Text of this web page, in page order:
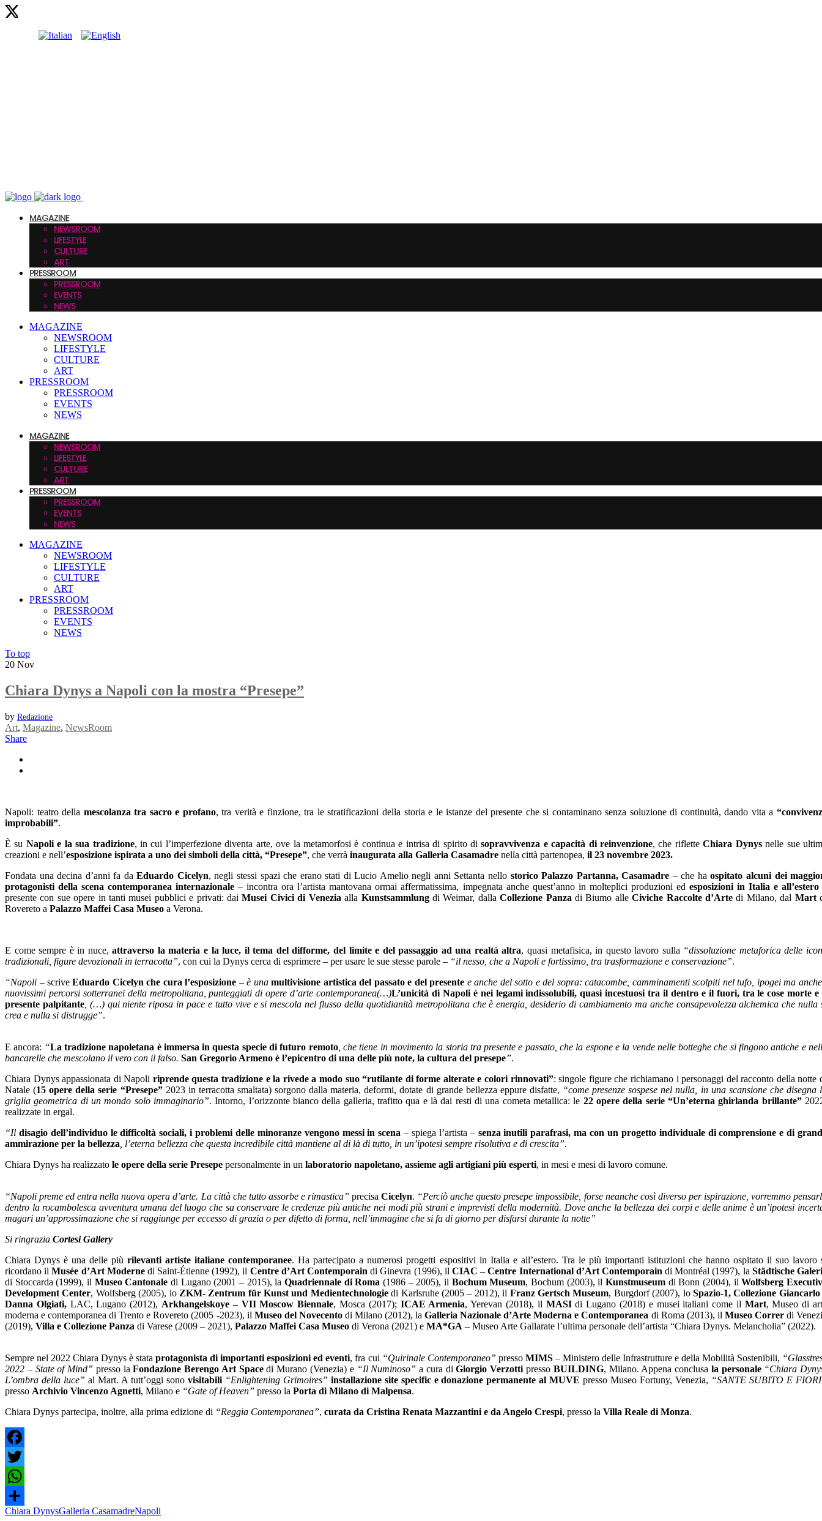
MAGAZINE
NEWSROOM
LIFESTYLE
CULTURE
ART
PRESSROOM
PRESSROOM
EVENTS
NEWS
MAGAZINE
NEWSROOM
LIFESTYLE
CULTURE
ART
PRESSROOM
PRESSROOM
EVENTS
NEWS
MAGAZINE
NEWSROOM
LIFESTYLE
CULTURE
ART
PRESSROOM
PRESSROOM
EVENTS
NEWS
MAGAZINE
NEWSROOM
LIFESTYLE
CULTURE
ART
PRESSROOM
PRESSROOM
EVENTS
NEWS
To top
20 Nov
Chiara Dynys a Napoli con la mostra “Presepe”
by Redazione
Art, Magazine, NewsRoom
Share
Napoli: teatro della mescolanza tra sacro e profano, tra verità e finzione, tra le stratificazioni della storia e le istanze del presente che si contaminano senza soluzione di continuità, dando vita a
improbabili”.
È su Napoli e la sua tradizione, in cui l’imperfezione diventa arte, ove la metamorfosi è continua e intrisa di spirito disopravvivenza e capacità di reinvenzione, che rifletteChiara Dynysnelle sue
creazioni e nell’esposizione ispirata a uno dei simboli della città, “Presepe”, che verrà inaugurata alla Galleria Casamadre nella città partenopea, il 23 novembre 2023.
Fondata una decina d’anni fa daEduardo Cicelyn, negli stessi spazi che erano stati di Lucio Amelio negli anni Settanta nello storico Palazzo Partanna, Casamadre – che haospitato alcuni dei
protagonisti della scena contemporanea internazionale – incontra ora l’artista mantovana ormai affermatissima, impegnata anche quest’anno in molteplici produzioni ed esposizioni in Italia e all’estero
presente con sue opere in tanti musei pubblici e privati: daiMusei Civici di Veneziaalla Kunstsammlung di Weimar, dallaCollezione Panza di Biumo alleCiviche Raccolte d’Artedi Milano, dal Mart
Rovereto a Palazzo Maffei Casa Museo a Verona.
E come sempre è in nuce,attraverso la materia e la luce, il tema del difforme, del limite e del passaggio ad una realtà altra, quasi metafisica, in questo lavoro sulla “dissoluzione metaforica delle
tradizionali, figure devozionali in terracotta”, con cui la Dynys cerca di esprimere – per usare le sue stesse parole – “il nesso, che a Napoli e fortissimo, tra trasformazione e conservazione”.
“Napoli – scriveEduardo Cicelyn che cura l’esposizione –è unamultivisione artistica del passato e del presente e anche del sotto e del sopra: catacombe, camminamenti scolpiti nel tufo, ipogei ma
nuovissimi percorsi sotterranei della metropolitana, punteggiati di opere d’arte contemporanea(…)L’unicità di Napoli è nei legami indissolubili, quasi incestuosi tra il dentro e il fuori, tra le cose morte e
presente palpitante, (…) qui niente riposa in pace e tutto vive e si mescola nel flusso della quotidianità metropolitana che è energia, desiderio di cambiamento ma anche consapevolezza alchemica che nulla
crea e nulla si distrugge”.
E ancora: “La tradizione napoletana è immersa in questa specie di futuro remoto, che tiene in movimento la storia tra presente e passato, che la espone e la vende nelle botteghe che si fingono antiche e
bancarelle che mescolano il vero con il falso. San Gregorio Armeno è l’epicentro di una delle più note, la cultura del presepe”.
Chiara Dynys appassionata di Napoli riprende questa tradizione e la rivede a modo suo “rutilante di forme alterate e colori rinnovati”: singole figure che richiamano i personaggi del racconto della notte
Natale (15 opere della serie “Presepe”2023 in terracotta smaltata) sorgono dalla materia, deformi, dotate di grande bellezza eppure disfatte, “come presenze sospese nel nulla, in una scansione che disegna
griglia geometrica di un mondo solo immaginario”. Intorno, l’orizzonte bianco della galleria, trafitto qua e là dai resti di una cometa metallica: le 22 opere della serie “Un’eterna ghirlanda brillante”
realizzate in ergal.
“Il disagio dell’individuo le difficoltà sociali, i problemi delle minoranze vengono messi in scena – spiega l’artista – senza inutili parafrasi, ma con un progetto individuale di comprensione e di
ammirazione per la bellezza , l’eterna bellezza che questa incredibile città mantiene al di là di tutto, in un’ipotesi sempre risolutiva e di crescita”.
Chiara Dynys ha realizzato le opere della serie Presepe personalmente in un laboratorio napoletano, assieme agli artigiani più esperti, in mesi e mesi di lavoro comune.
“Napoli preme ed entra nella nuova opera d’arte. La città che tutto assorbe e rimastica” precisaCicelyn. “Perciò anche questo presepe impossibile, forse neanche così diverso per ispirazione, vorremmo
dentro la rocambolesca avventura umana del luogo che sa conservare le credenze più antiche nei modi più strani e imprevisti della modernità. Dove anche la bellezza dei corpi e delle anime è un’ipotesi
magari un’approssimazione che si raggiunge per eccesso di grazia o per difetto di forma, nell’immagine che si fa di giorno per disfarsi durante la notte”
Si ringrazia Cortesi Gallery
Chiara Dynys è una delle piùrilevanti artiste italiane contemporanee. Ha partecipato a numerosi progetti espositivi in Italia e all’estero. Tra le più importanti istituzioni che hanno ospitato il suo lavoro
ricordano ilMusée d’Art Moderne di Saint-Étienne (1992), il Centre d’Art Contemporaindi Ginevra (1996), il CIAC – Centre International d’Art Contemporaindi Montréal (1997), la Städtische
di Stoccarda (1999), il Museo Cantonale di Lugano (2001 – 2015), laQuadriennale di Roma (1986 – 2005), il Bochum Museum, Bochum (2003), ilKunstmuseum di Bonn (2004), ilWolfsberg
Development Center, Wolfsberg (2005), lo ZKM- Zentrum für Kunst und Medientechnologiedi Karlsruhe (2005 – 2012), il Franz Gertsch Museum, Burgdorf (2007), lo Spazio-1, Collezione Giancarlo
Danna Olgiati,LAC, Lugano (2012), Arkhangelskoye – VII Moscow Biennale, Mosca (2017); ICAE Armenia, Yerevan (2018), il MASIdi Lugano (2018) e musei italiani come il Mart, Museo di
moderna e contemporanea di Trento e Rovereto (2005 -2023), il Museo del Novecentodi Milano (2012), laGalleria Nazionale d’Arte Moderna e Contemporanea di Roma (2013), il Museo Correrdi
(2019), Villa e Collezione Panza di Varese (2009 – 2021), Palazzo Maffei Casa Museo di Verona (2021) e MA*GA – Museo Arte Gallarate l’ultima personale dell’artista “Chiara Dynys. Melancholia” (2022).
Sempre nel 2022 Chiara Dynys è stataprotagonista di importanti esposizioni ed eventi, fra cui “Quirinale Contemporaneo” presso MIMS– Ministero delle Infrastrutture e della Mobilità Sostenibili,
2022 – State of Mind” presso laFondazione Berengo Art Spacedi Murano (Venezia) e “Il Numinoso” a cura diGiorgio Verzotti presso BUILDING, Milano. Appena conclusa la personale “Chiara
L’ombra della luce” al Mart. A tutt’oggi sono visitabili “Enlightening Grimoires” installazione site specific e donazione permanente al MUVE presso Museo Fortuny, Venezia, “SANTE SUBITO E
presso Archivio Vincenzo Agnetti, Milano e “Gate of Heaven” presso la Porta di Milano di Malpensa.
Chiara Dynys partecipa, inoltre, alla prima edizione di “Reggia Contemporanea”, curata da Cristina Renata Mazzantini e da Angelo Crespi, presso la Villa Reale di Monza.
Facebook
Twitter
WhatsApp
Share
Chiara DynysGalleria CasamadreNapoli